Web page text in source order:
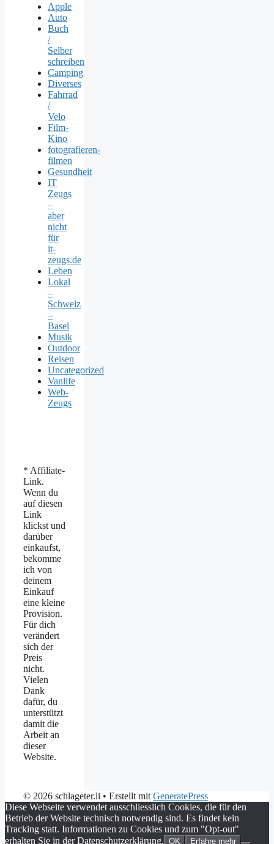
Apple
Auto
Buch
/
Selber
schreiben
Camping
Diverses
Fahrrad
/
Velo
Film-
Kino
fotografieren-
filmen
Gesundheit
IT
Zeugs
–
aber
nicht
für
it-
zeugs.de
Leben
Lokal
–
Schweiz
–
Basel
Musik
Outdoor
Reisen
Uncategorized
Vanlife
Web-
Zeugs
* Affiliate-
Link.
Wenn du
auf diesen
Link
klickst und
darüber
einkaufst,
bekomme
ich von
deinem
Einkauf
eine kleine
Provision.
Für dich
verändert
sich der
Preis
nicht.
Vielen
Dank
dafür, du
unterstützt
damit die
Arbeit an
dieser
Website.
© 2026 schlageter.li • Erstellt mit GeneratePress
Diese Webseite verwendet ausschliesslich Cookies, die für den
Betrieb der Website technisch notwendig sind. Es findet kein
Tracking statt. Informationen zu Cookies und zum "Opt-out"
erhalten Sie in der Datenschutzerklärung. OK Erfahre mehr